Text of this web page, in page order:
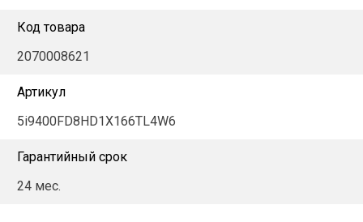
Код товара
2070008621
Артикул
5i9400FD8HD1X166TL4W6
Гарантийный срок
24 мес.